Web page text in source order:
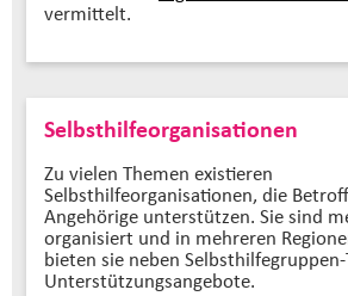
vermittelt.
Selbsthilfeorganisationen
Zu vielen Themen existieren
Selbsthilfeorganisationen, die
Angehörige unterstützen. Sie sind
organisiert und in mehreren
bieten sie neben
Unterstützungsangebote.